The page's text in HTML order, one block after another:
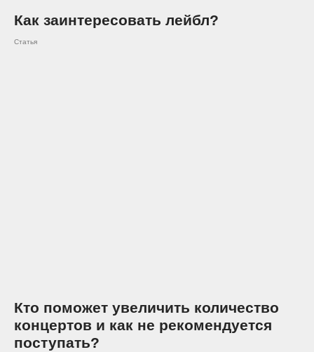
Как заинтересовать лейбл?
Статья
Кто поможет увеличить количество
концертов и как не рекомендуется
поступать?